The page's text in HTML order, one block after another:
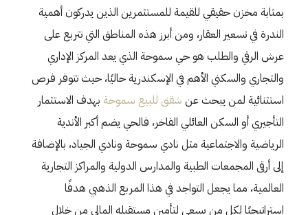
بمثابة مخزن حقيقي للقيمة للمستثمرين الذين يدركون أهمية
الندرة في تسعير العقار، ومن أبرز هذه المناطق التي تتربع على
عرش الرقي والطلب هو حي سموحة الذي يعد المركز الإداري
والتجاري والسكني الأهم في الإسكندرية حاليًا، حيث تتوفر فرص
استثنائية لمن يبحث عن شقق للبيع سموحة بهدف الاستثمار
التأجيري أو السكن العائلي الفاخر، فالحي يضم أكبر الأندية
الرياضية والاجتماعية مثل نادي سموحة ونادي الجياد، بالإضافة
إلى أرقى المجمعات الطبية والمدارس الدولية والمراكز التجارية
العالمية، مما يجعل التواجد في هذا المربع الذهبي هدفًا
استراتيجيًا لكل من يسعى لتأمين مستقبله المالي من خلال